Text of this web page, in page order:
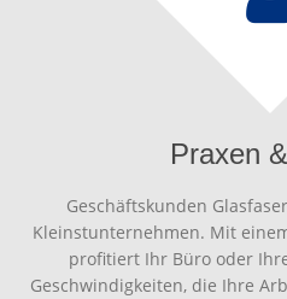
Praxen
Geschäftskunden
Kleinstunternehmen. Mit
profitiert Ihr Büro oder
Geschwindigkeiten, die Ihre